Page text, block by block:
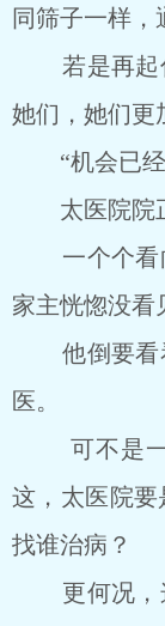
同筛子一样，
若是再起什
她们，她们更
“机会已经
太医院院正
一个个看向
家主恍惚没看
他倒要看看
医。
可不是一
这，太医院要
找谁治病？
更何况，这